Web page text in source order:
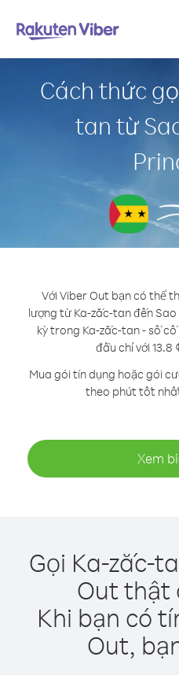
Cách thức
tan từ
Với Viber Out bạn có thể
lượng từ Ka-zắc-tan đến
kỳ trong Ka-zắc-tan - số
đầu chỉ với
Mua gói tín dụng hoặc gói
theo phút tốt
Xem
Gọi Ka-zắc-
Out thật
Khi bạn có
Out,